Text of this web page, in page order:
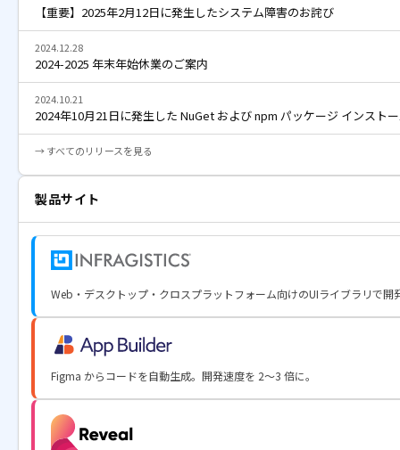
【重要】2025年2月12日に発生したシステム障害のお詫び
2024.12.28
2024-2025 年末年始休業のご案内
2024.10.21
2024年10月21日に発生した NuGet および npm パッケージ インスト
→ すべてのリリースを見る
製品サイト
Web・デスクトップ・クロスプラットフォーム向けのUIライブラリで開
Figma からコードを自動生成。開発速度を 2〜3 倍に。